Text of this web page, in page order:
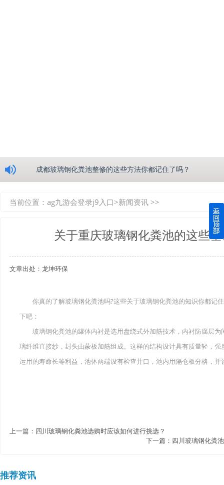
成都玻璃钢化粪池整修的这些方法你都记住了吗？
四川玻璃钢化粪池逐渐取代传统玻璃钢化粪池的这几点原因
关于重庆玻璃钢化粪池的这些基础知识你都记住了吗？
使用成都玻璃钢化粪池的七大好处你都记住了吗？
当前位置： ag九游会登录j9入口>新闻资讯 >>
关于重庆玻璃钢化粪池的这些
文章出处：龙坤环保
你真的了解玻璃钢化粪池吗?这些关于玻璃钢化粪池的知识你都记
下吧：
玻璃钢化粪池的罐体内衬是选用盘绕式外加筋技术，内衬防腐层为
璃纤维直接纱，封头由蒙板加筋组成。这样的结构设计具有质量轻，
运用的寿命长等利益，池体两端设有检查井口，池内用隔仓板分格，并
上一篇： 四川玻璃钢化粪池选购时应该如何进行挑选？
下一篇： 四川玻璃钢化粪
推荐资讯